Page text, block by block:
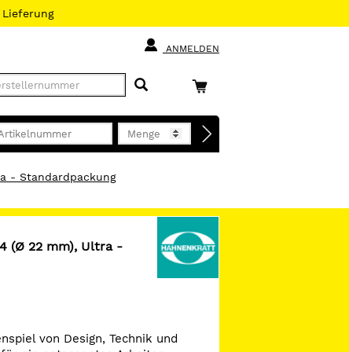
Lieferung
ANMELDEN
- Standardpackung
(Ø 22 mm), Ultra -
von Design, Technik und